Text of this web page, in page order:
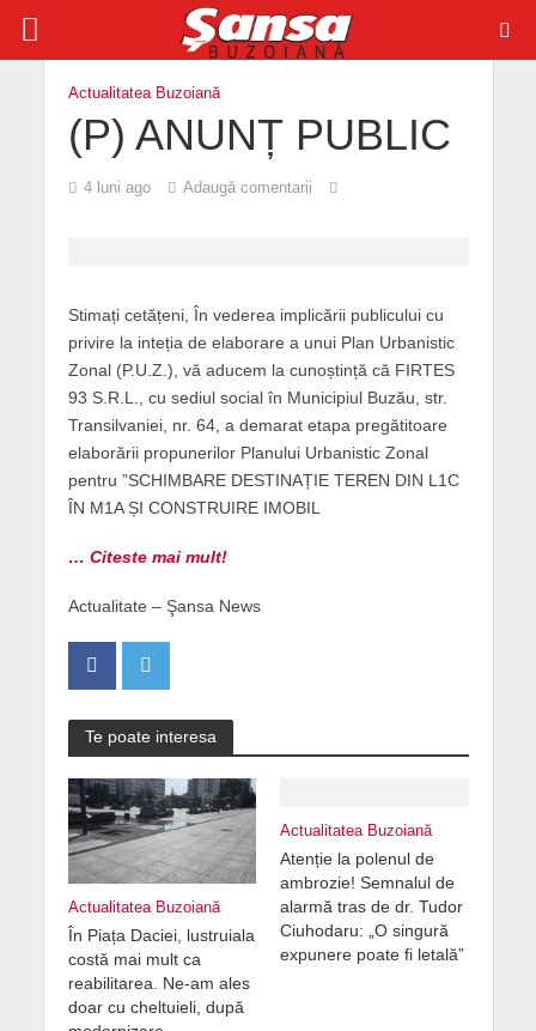
Actualitatea Buzoiană
(P) ANUNȚ PUBLIC
4 luni ago Adaugă comentarii
Stimați cetățeni, În vederea implicării publicului cu
privire la inteția de elaborare a unui Plan Urbanistic
Zonal (P.U.Z.), vă aducem la cunoștință că FIRTES
93 S.R.L., cu sediul social în Municipiul Buzău, str.
Transilvaniei, nr. 64, a demarat etapa pregătitoare
elaborării propunerilor Planului Urbanistic Zonal
pentru ”SCHIMBARE DESTINAȚIE TEREN DIN L1C
ÎN M1A ȘI CONSTRUIRE IMOBIL
… Citeste mai mult!
Actualitate – Şansa News
Te poate interesa
Actualitatea Buzoiană
În Piața Daciei, lustruiala
costă mai mult ca
reabilitarea. Ne-am ales
doar cu cheltuieli, după
Actualitatea Buzoiană
Atenție la polenul de
ambrozie! Semnalul de
alarmă tras de dr. Tudor
Ciuhodaru: „O singură
expunere poate fi letală”